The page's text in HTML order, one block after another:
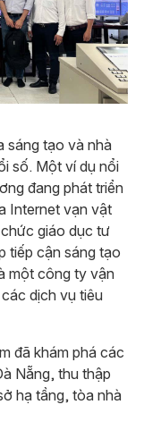
sáng tạo và nhà
số. Một ví dụ nổi
đang phát triển
Internet vạn vật
giáo dục tư
tiếp cận sáng tạo
một công ty vận
dịch vụ tiêu
đã khám phá các
Nẵng, thu thập
hạ tầng, tòa nhà